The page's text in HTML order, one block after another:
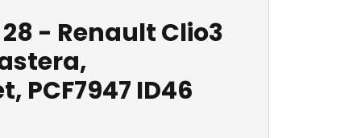
28 - Renault Clio3
PCF7947 ID46